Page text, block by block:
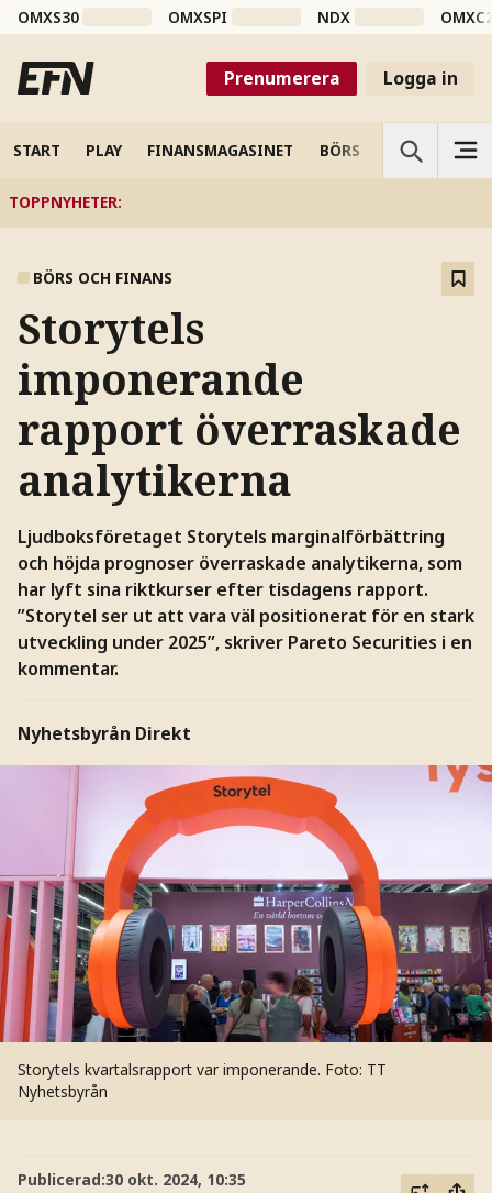
OMXS30 OMXSPI NDX
Prenumerera Logga in
START PLAY FINANSMAGASINET BÖRS VETENSKAP
TOPPNYHETER:
BÖRS OCH FINANS
Storytels
imponerande
rapport överraskade
analytikerna
Ljudboksföretaget Storytels marginalförbättring
och höjda prognoser överraskade analytikerna, som
har lyft sina riktkurser efter tisdagens rapport.
”Storytel ser ut att vara väl positionerat för en stark
utveckling under 2025”, skriver Pareto Securities i en
kommentar.
Nyhetsbyrån Direkt
Storytels kvartalsrapport var imponerande. Foto: TT
Nyhetsbyrån
Publicerad:30 okt. 2024, 10:35